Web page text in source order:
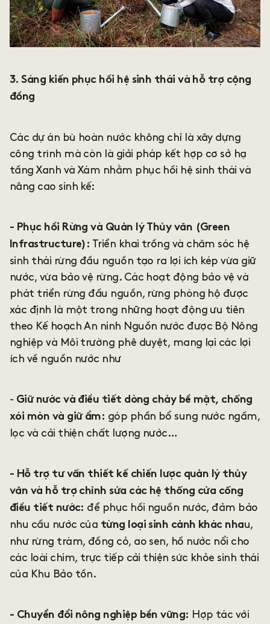
3. Sáng kiến phục hồi hệ sinh thái và hỗ trợ cộng
đồng
Các dự án bù hoàn nước không chỉ là xây dựng
công trình mà còn là giải pháp kết hợp cơ sở hạ
tầng Xanh và Xám nhằm phục hồi hệ sinh thái và
nâng cao sinh kế:
- Phục hồi Rừng và Quản lý Thủy văn (Green
Infrastructure): Triển khai trồng và chăm sóc hệ
sinh thái rừng đầu nguồn tạo ra lợi ích kép vừa giữ
nước, vừa bảo vệ rừng. Các hoạt động bảo vệ và
phát triển rừng đầu nguồn, rừng phòng hộ được
xác định là một trong những hoạt động ưu tiên
theo Kế hoạch An ninh Nguồn nước được Bộ Nông
nghiệp và Môi trường phê duyệt, mang lại các lợi
ích về nguồn nước như
- Giữ nước và điều tiết dòng chảy bề mặt, chống
xói mòn và giữ ẩm: góp phần bổ sung nước ngầm,
lọc và cải thiện chất lượng nước…
- Hỗ trợ tư vấn thiết kế chiến lược quản lý thủy
văn và hỗ trợ chỉnh sửa các hệ thống cửa cống
điều tiết nước: để phục hồi nguồn nước, đảm bảo
nhu cầu nước của từng loại sinh cảnh khác nhau,
như rừng tràm, đồng cỏ, ao sen, hồ nước nổi cho
các loài chim, trực tiếp cải thiện sức khỏe sinh thái
của Khu Bảo tồn.
- Chuyển đổi nông nghiệp bền vững: Hợp tác với